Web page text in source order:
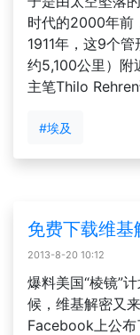
时代的2000年前
1911年，这9个
约5,100公里）附
主笔Thilo
#埃及
免费下载维
2013-8-20 10:12
爆料美国“棱镜”
候，维基解密又
Facebook上公布